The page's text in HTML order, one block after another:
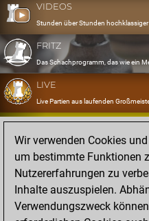
VIDEOS
Stunden über Stunden
FRITZ
Das Schachprogramm, das wie ein
LIVE
Live Partien aus laufenden
OPENINGS
Erfassen und Üben Sie Ihr
DATABASE
Acht Millionen starke Partien
MYGAMES
Speichern und analysieren Sie eigene
Wir verwenden Cookies
um bestimmte Funktionen
Nutzererfahrungen zu
Inhalte auszuspielen.
Verwendungszweck